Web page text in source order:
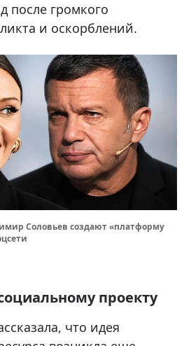
после громкого
и оскорблений.
Соловьев создают «платформу
проекту
что идея